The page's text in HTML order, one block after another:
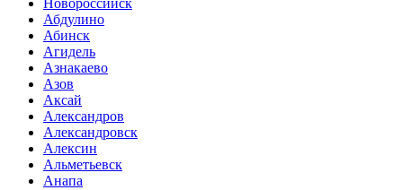
Абдулино
Абинск
Агидель
Азнакаево
Азов
Аксай
Александров
Александровск
Алексин
Альметьевск
Анапа